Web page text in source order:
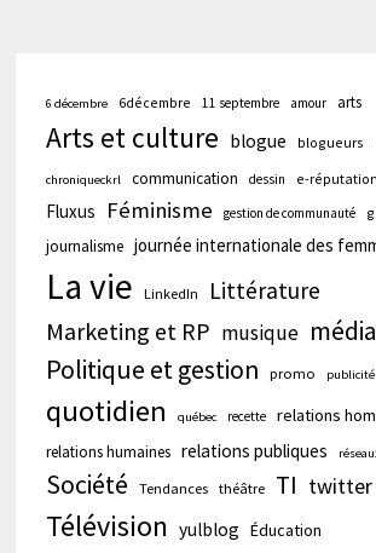
6 décembre 6décembre 11 septembre amour arts
Arts et culture blogue blogueurs
chroniqueckrl communication dessin e-réputation
Fluxus Féminisme gestion de communauté
journalisme journée internationale des
La vie LinkedIn Littérature
Marketing et RP musique
Politique et gestion
promo publicité
quotidien québec recette relations
relations humaines relations publiques
Société Tendances théâtre TI twitter
Télévision yulblog Éducation